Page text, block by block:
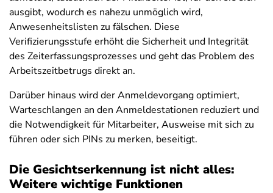
ausgibt, wodurch es nahezu unmöglich wird,
Anwesenheitslisten zu fälschen. Diese
Verifizierungsstufe erhöht die Sicherheit und Integrität
des Zeiterfassungsprozesses und geht das Problem des
Arbeitszeitbetrugs direkt an.
Darüber hinaus wird der Anmeldevorgang optimiert,
Warteschlangen an den Anmeldestationen reduziert und
die Notwendigkeit für Mitarbeiter, Ausweise mit sich zu
führen oder sich PINs zu merken, beseitigt.
Die Gesichtserkennung ist nicht alles:
Weitere wichtige Funktionen